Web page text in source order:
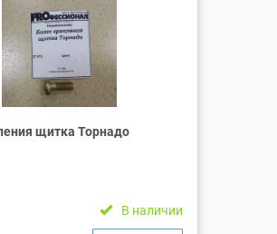
щитка Торнадо
В наличии